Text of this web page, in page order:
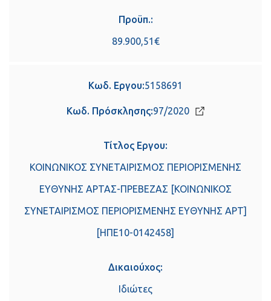
Προϋπ.:
89.900,51€
Κωδ. Εργου:5158691
Κωδ. Πρόσκλησης:97/2020
Τίτλος Εργου:
ΚΟΙΝΩΝΙΚΟΣ ΣΥΝΕΤΑΙΡΙΣΜΟΣ ΠΕΡΙΟΡΙΣΜΕΝΗΣ
ΕΥΘΥΝΗΣ ΑΡΤΑΣ-ΠΡΕΒΕΖΑΣ [ΚΟΙΝΩΝΙΚΟΣ
ΣΥΝΕΤΑΙΡΙΣΜΟΣ ΠΕΡΙΟΡΙΣΜΕΝΗΣ ΕΥΘΥΝΗΣ ΑΡΤ]
[ΗΠΕ10-0142458]
Δικαιούχος:
Ιδιώτες